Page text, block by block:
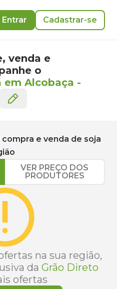
Entrar Cadastrar-se
venda e
o
em Alcobaça -
e venda de soja
VER PREÇO DOS
PRODUTORES
na sua região,
da Grão Direto
ofertas